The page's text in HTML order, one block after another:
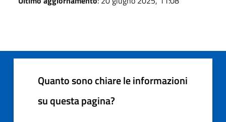
Quanto sono chiare le informazioni
su questa pagina?